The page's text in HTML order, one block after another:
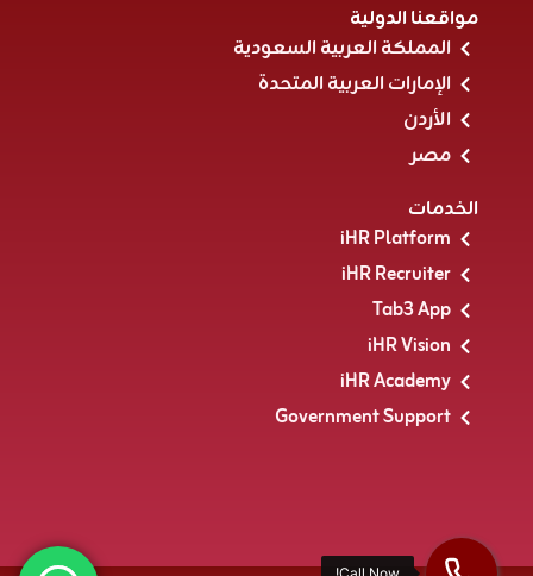
مواقعنا الدولية
المملكة العربية السعودية
الإمارات العربية المتحدة
الأردن
مصر
الخدمات
iHR Platform
iHR Recruiter
Tab3 App
iHR Vision
iHR Academy
Government Support